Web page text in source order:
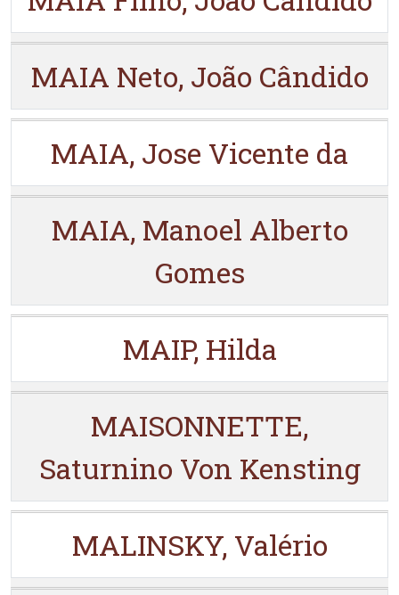
MAIA Neto, João Cândido
MAIA, Jose Vicente da
MAIA, Manoel Alberto
Gomes
MAIP, Hilda
MAISONNETTE,
Saturnino Von Kensting
MALINSKY, Valério